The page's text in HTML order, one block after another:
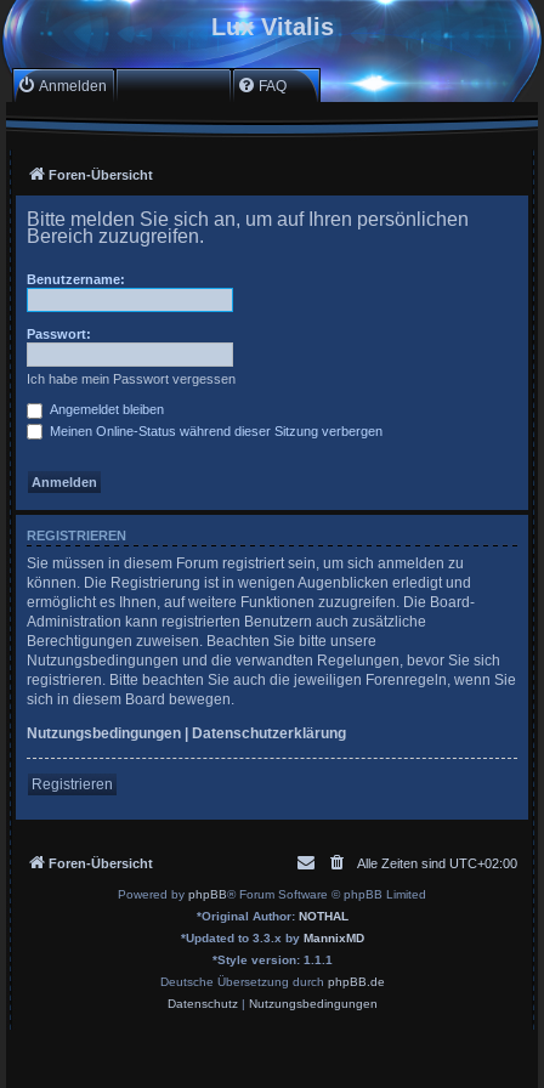
Lux Vitalis
Anmelden Registrieren FAQ
Foren-Übersicht
Bitte melden Sie sich an, um auf Ihren persönlichen
Bereich zuzugreifen.
Benutzername:
Passwort:
Ich habe mein Passwort vergessen
Angemeldet bleiben
Meinen Online-Status während dieser Sitzung verbergen
REGISTRIEREN
Sie müssen in diesem Forum registriert sein, um sich anmelden zu
können. Die Registrierung ist in wenigen Augenblicken erledigt und
ermöglicht es Ihnen, auf weitere Funktionen zuzugreifen. Die Board-
Administration kann registrierten Benutzern auch zusätzliche
Berechtigungen zuweisen. Beachten Sie bitte unsere
Nutzungsbedingungen und die verwandten Regelungen, bevor Sie sich
registrieren. Bitte beachten Sie auch die jeweiligen Forenregeln, wenn Sie
sich in diesem Board bewegen.
Nutzungsbedingungen | Datenschutzerklärung
Registrieren
Foren-Übersicht Alle Zeiten sind UTC+02:00
Powered by phpBB® Forum Software © phpBB Limited
*Original Author: NOTHAL
*Updated to 3.3.x by MannixMD
*Style version: 1.1.1
Deutsche Übersetzung durch phpBB.de
Datenschutz| Nutzungsbedingungen